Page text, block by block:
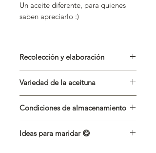
Un aceite diferente, para quienes
saben apreciarlo :)
Recolección y elaboración
directamente de las mejores
aceitunas seleccionadas, dentro de
las24 horassiguientes a su
Variedad de la aceituna
Condiciones de almacenamiento
alejado de la luz solar directa.
Ideas para maridar 😋